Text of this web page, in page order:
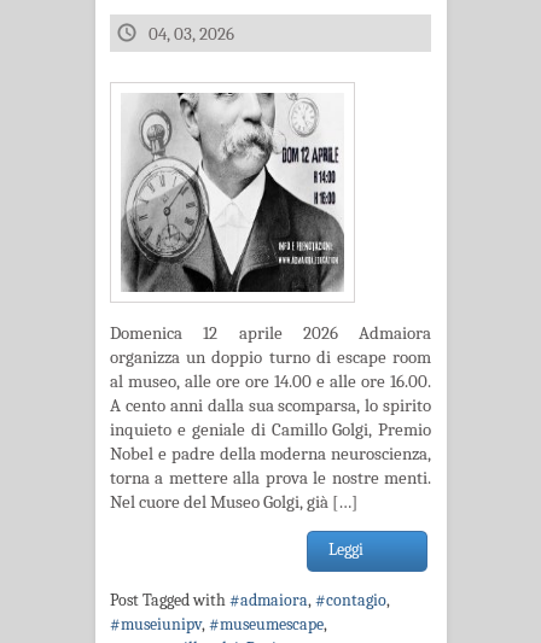
04, 03, 2026
Domenica 12 aprile 2026 Admaiora
organizza un doppio turno di escape room
al museo, alle ore ore 14.00 e alle ore 16.00.
A cento anni dalla sua scomparsa, lo spirito
inquieto e geniale di Camillo Golgi, Premio
Nobel e padre della moderna neuroscienza,
torna a mettere alla prova le nostre menti.
Nel cuore del Museo Golgi, già […]
Leggi
Post Tagged with#admaiora,#contagio,
#museiunipv,#museumescape,